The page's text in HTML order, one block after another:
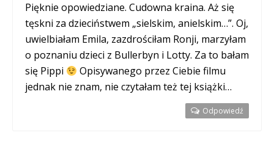
Pięknie opowiedziane. Cudowna kraina. Aż się
tęskni za dzieciństwem „sielskim, anielskim…”. Oj,
uwielbiałam Emila, zazdrościłam Ronji, marzyłam
o poznaniu dzieci z Bullerbyn i Lotty. Za to bałam
się Pippi
Opisywanego przez Ciebie filmu
jednak nie znam, nie czytałam też tej książki…
Odpowiedź